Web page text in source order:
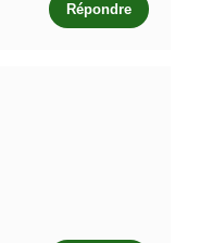
Répondre